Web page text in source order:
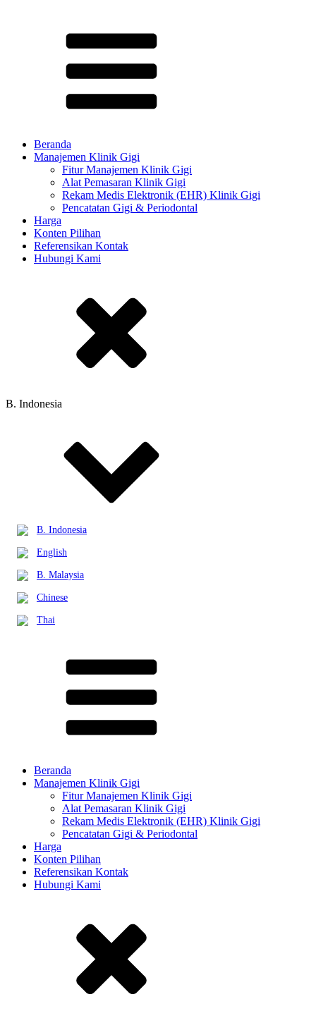
Beranda
Manajemen Klinik Gigi
Fitur Manajemen Klinik Gigi
Alat Pemasaran Klinik Gigi
Rekam Medis Elektronik (EHR) Klinik Gigi
Pencatatan Gigi & Periodontal
Harga
Konten Pilihan​
Referensikan Kontak
Hubungi Kami
B. Indonesia
B. Indonesia
English
B. Malaysia
Chinese
Thai
Beranda
Manajemen Klinik Gigi
Fitur Manajemen Klinik Gigi
Alat Pemasaran Klinik Gigi
Rekam Medis Elektronik (EHR) Klinik Gigi
Pencatatan Gigi & Periodontal
Harga
Konten Pilihan​
Referensikan Kontak
Hubungi Kami